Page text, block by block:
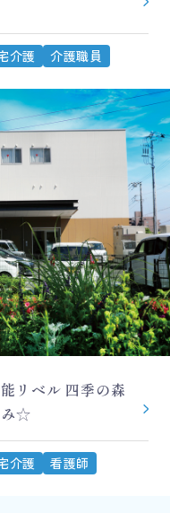
介護 介護職員
リベル 四季の森
☆
介護 看護師